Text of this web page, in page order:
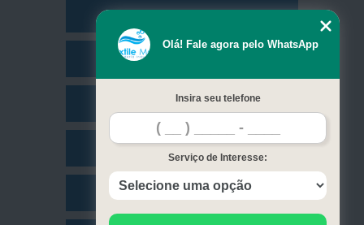
Missão
Contato
Olá! Fale agora pelo WhatsApp
Insira seu telefone
Serviço de Interesse: